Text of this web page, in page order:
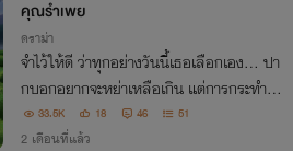
ยนี้มีหมาโบ้)
คุณรำเพย
ดราม่า
จำไว้ให้ดี ว่าทุกอย่างวันนี้เธอเลือกเอง… ปา
กบอกอยากจะหย่าเหลือเกิน แต่การกระทำมั
นดันสวนทางกันสุด ๆ
33.5K 18 46 51
2 เดือนที่แล้ว